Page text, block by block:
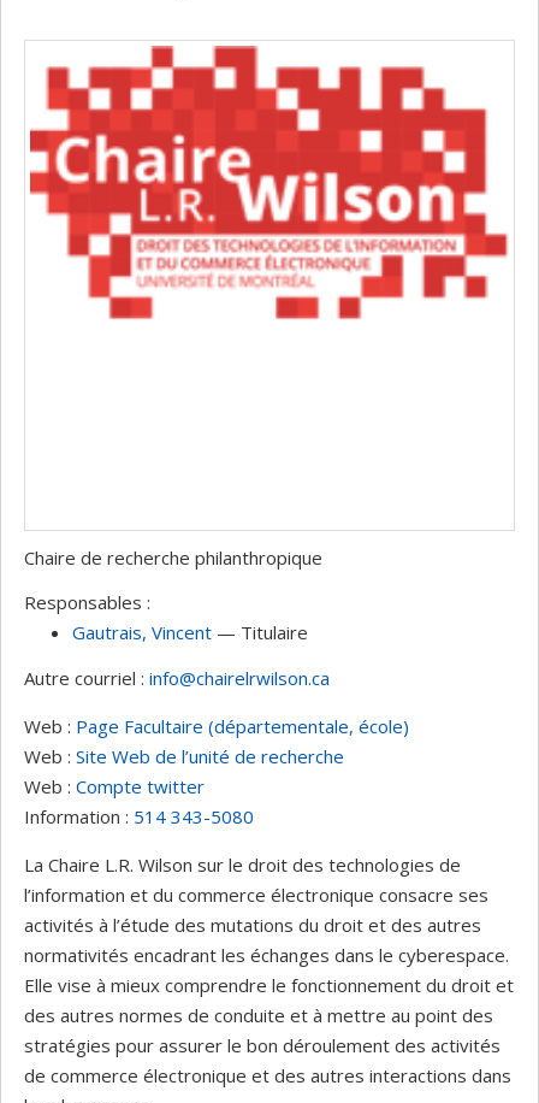
Chaire de recherche philanthropique
Responsables :
Gautrais, Vincent — Titulaire
Autre courriel : info@chairelrwilson.ca
Web : Page Facultaire (départementale, école)
Web : Site Web de l’unité de recherche
Web : Compte twitter
Information : 514 343-5080
La Chaire L.R. Wilson sur le droit des technologies de
l’information et du commerce électronique consacre ses
activités à l’étude des mutations du droit et des autres
normativités encadrant les échanges dans le cyberespace.
Elle vise à mieux comprendre le fonctionnement du droit et
des autres normes de conduite et à mettre au point des
stratégies pour assurer le bon déroulement des activités
de commerce électronique et des autres interactions dans